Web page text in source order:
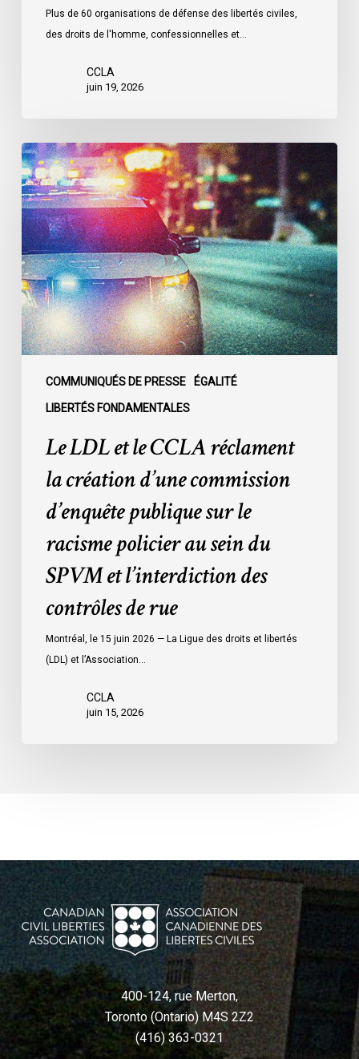
Plus de 60 organisations de défense des libertés civiles,
des droits de l'homme, confessionnelles et…
CCLA
juin 19, 2026
COMMUNIQUÉS DE PRESSE ÉGALITÉ
LIBERTÉS FONDAMENTALES
Le
LDL
et
le
CCLA
réclament
la
création
d’une
commission
publique
racisme
SPVM
contrôles
Le LDL et le CCLA réclament
la création d’une commission
d’enquête publique sur le
racisme policier au sein du
SPVM et l’interdiction des
contrôles de rue
Montréal, le 15 juin 2026 — La Ligue des droits et libertés
(LDL) et l’Association…
CCLA
juin 15, 2026
400-124, rue Merton,
Toronto (Ontario) M4S 2Z2
(416) 363-0321